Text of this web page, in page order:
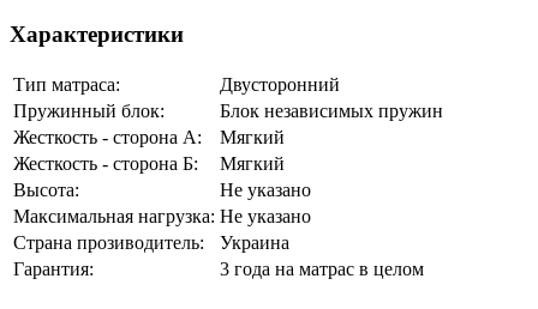
Характеристики
Тип матраса:
Двусторонний
Пружинный блок:
Блок независимых пружин
Жесткость - сторона А:
Мягкий
Жесткость - сторона Б:
Мягкий
Высота:
Не указано
Максимальная нагрузка: Не указано
Страна прозиводитель:
Украина
Гарантия:
3 года на матрас в целом